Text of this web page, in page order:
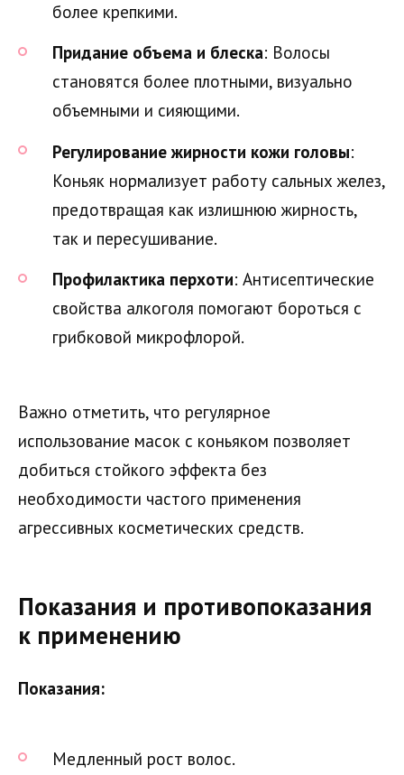
более крепкими.
Придание объема и блеска: Волосы
становятся более плотными, визуально
объемными и сияющими.
Регулирование жирности кожи головы:
Коньяк нормализует работу сальных желез,
предотвращая как излишнюю жирность,
так и пересушивание.
Профилактика перхоти: Антисептические
свойства алкоголя помогают бороться с
грибковой микрофлорой.
Важно отметить, что регулярное
использование масок с коньяком позволяет
добиться стойкого эффекта без
необходимости частого применения
агрессивных косметических средств.
Показания и противопоказания
к применению
Показания:
Медленный рост волос.